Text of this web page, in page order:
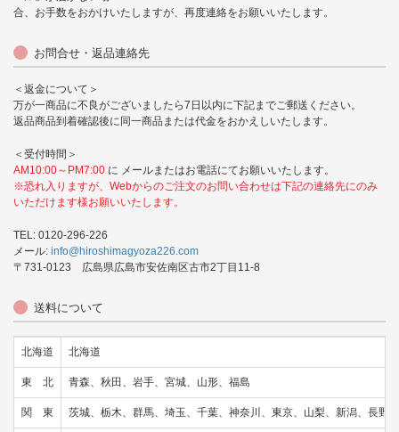
合、お手数をおかけいたしますが、再度連絡をお願いいたします。
お問合せ・返品連絡先
＜返金について＞
万が一商品に不良がございましたら7日以内に下記までご郵送ください。
返品商品到着確認後に同一商品または代金をおかえしいたします。
＜受付時間＞
AM10:00～PM7:00 に メールまたはお電話にてお願いいたします。
※恐れ入りますが、Webからのご注文のお問い合わせは下記の連絡先にのみ
いただけます様お願いいたします。
TEL: 0120-296-226
メール: info@hiroshimagyoza226.com
〒731-0123 広島県広島市安佐南区古市2丁目11-8
送料について
北海道 北海道
東 北 青森、秋田、岩手、宮城、山形、福島
関 東 茨城、栃木、群馬、埼玉、千葉、神奈川、東京、山梨、新潟、長野